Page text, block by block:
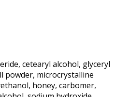
cetearyl alcohol, glyceryl
powder, microcrystalline
honey, carbomer,